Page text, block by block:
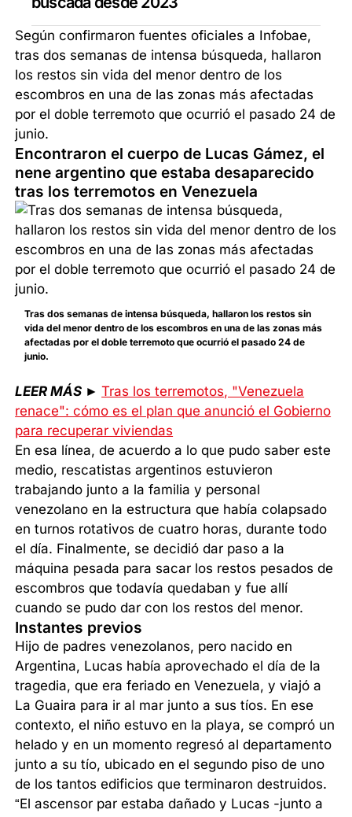
Según confirmaron fuentes oficiales a Infobae,
tras dos semanas de intensa búsqueda, hallaron
los restos sin vida del menor dentro de los
escombros en una de las zonas más afectadas
por el doble terremoto que ocurrió el pasado 24 de
junio.
Encontraron el cuerpo de Lucas Gámez, el
nene argentino que estaba desaparecido
tras los terremotos en Venezuela
Tras dos semanas de intensa búsqueda, hallaron los restos sin
vida del menor dentro de los escombros en una de las zonas más
afectadas por el doble terremoto que ocurrió el pasado 24 de
junio.
LEER MÁS ►Tras los terremotos, "Venezuela
renace": cómo es el plan que anunció el Gobierno
para recuperar viviendas
En esa línea, de acuerdo a lo que pudo saber este
medio, rescatistas argentinos estuvieron
trabajando junto a la familia y personal
venezolano en la estructura que había colapsado
en turnos rotativos de cuatro horas, durante todo
el día. Finalmente, se decidió dar paso a la
máquina pesada para sacar los restos pesados de
escombros que todavía quedaban y fue allí
cuando se pudo dar con los restos del menor.
Instantes previos
Hijo de padres venezolanos, pero nacido en
Argentina, Lucas había aprovechado el día de la
tragedia, que era feriado en Venezuela, y viajó a
La Guaira para ir al mar junto a sus tíos. En ese
contexto, el niño estuvo en la playa, se compró un
helado y en un momento regresó al departamento
junto a su tío, ubicado en el segundo piso de uno
de los tantos edificios que terminaron destruidos.
“El ascensor par estaba dañado y Lucas -junto a